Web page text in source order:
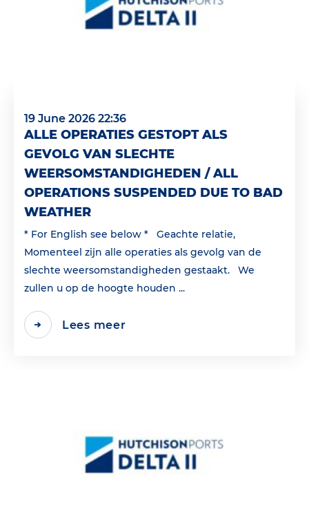
19 June 2026 22:36
ALLE OPERATIES GESTOPT ALS
GEVOLG VAN SLECHTE
WEERSOMSTANDIGHEDEN / ALL
OPERATIONS SUSPENDED DUE TO BAD
WEATHER
* For English see below * Geachte relatie,
Momenteel zijn alle operaties als gevolg van de
slechte weersomstandigheden gestaakt. We
zullen u op de hoogte houden ...
Lees meer